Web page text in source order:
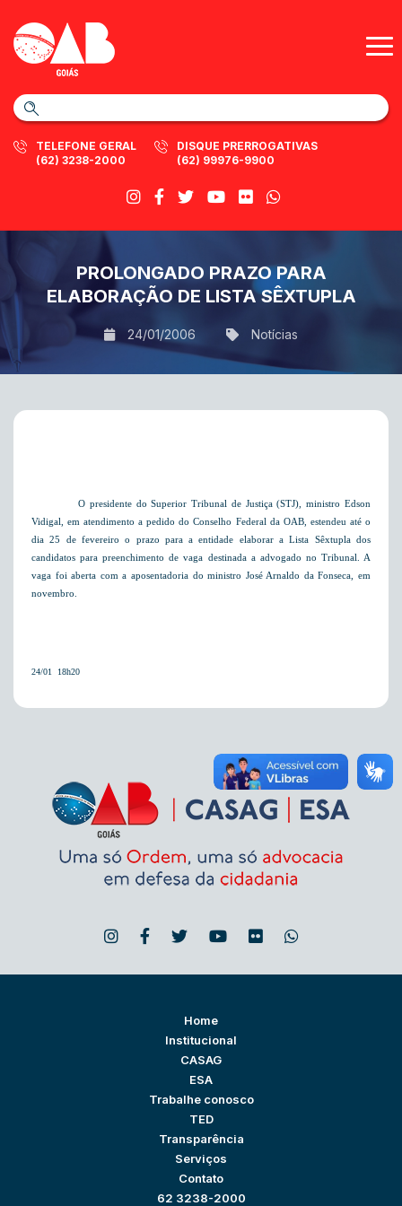
TELEFONE GERAL
(62) 3238-2000
DISQUE PRERROGATIVAS
(62) 99976-9900
PROLONGADO PRAZO PARA
ELABORAÇÃO DE LISTA SÊXTUPLA
24/01/2006 Notícias
O presidente do Superior Tribunal de Justiça (STJ), ministro Edson
Vidigal, em atendimento a pedido do Conselho Federal da OAB, estendeu até o
dia 25 de fevereiro o prazo para a entidade elaborar a Lista Sêxtupla dos
candidatos para preenchimento de vaga destinada a advogado no Tribunal. A
vaga foi aberta com a aposentadoria do ministro José Arnaldo da Fonseca, em
novembro.
24/01  18h20
Home
Institucional
CASAG
ESA
Trabalhe conosco
TED
Transparência
Serviços
Contato
62 3238-2000